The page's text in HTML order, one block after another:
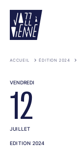
contenu
principal
ACCUEIL ÉDITION 2024
VENDREDI
12
JUILLET
EDITION 2024